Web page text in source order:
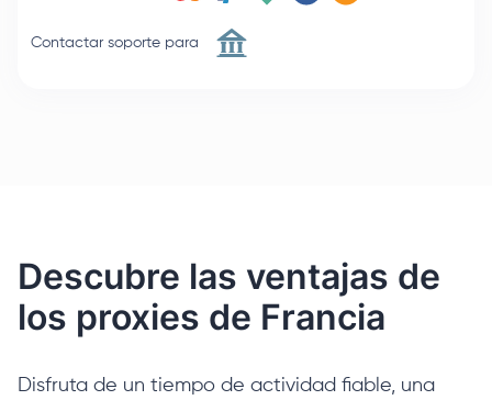
Contactar soporte para
Descubre las ventajas de
los proxies de Francia
Disfruta de un tiempo de actividad fiable, una